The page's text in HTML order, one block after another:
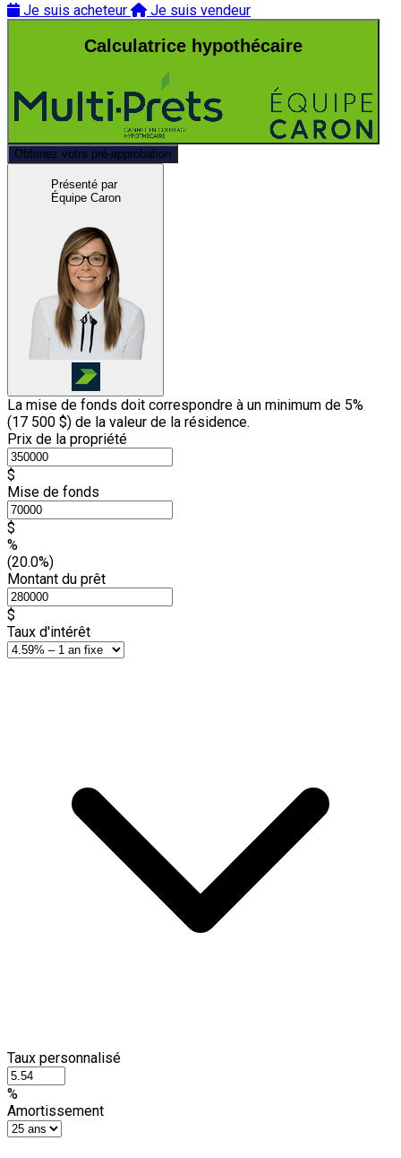
Je suis acheteur
Je suis vendeur
Calculatrice hypothécaire
Obtenez votre pré-approbation
Présenté par
Équipe Caron
La mise de fonds doit correspondre à un minimum de 5%
(17 500 $) de la valeur de la résidence.
Prix de la propriété
$
Mise de fonds
$
%
(20.0%)
Montant du prêt
$
Taux d'intérêt
Taux personnalisé
%
Amortissement